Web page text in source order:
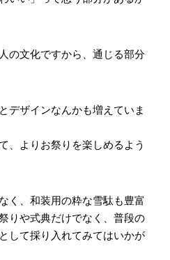
の文化ですから、通じる部分
デザインなんかも増えていま
、よりお祭りを楽しめるよう
く、和装用の粋な雪駄も豊富
りや式典だけでなく、普段の
して採り入れてみてはいかが